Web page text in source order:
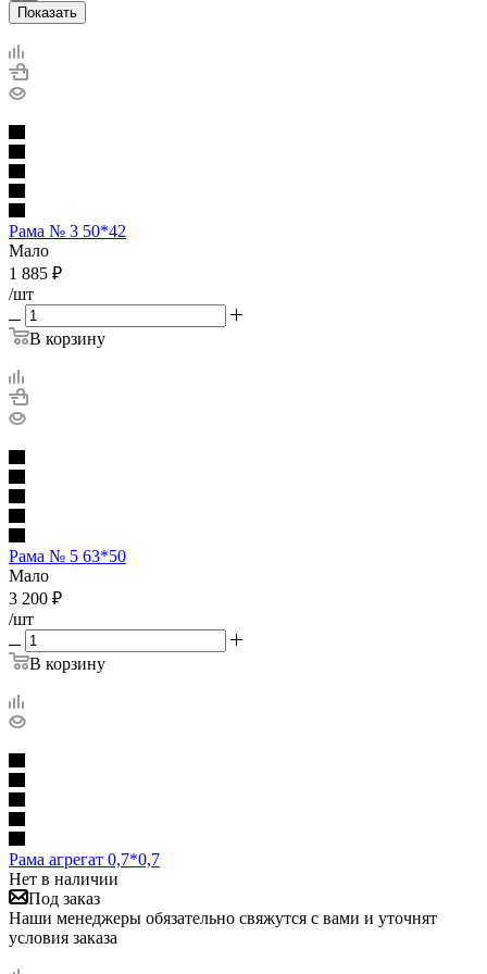
Показать
Рама № 3 50*42
Мало
1 885 ₽
/шт
В корзину
Рама № 5 63*50
Мало
3 200 ₽
/шт
В корзину
Рама агрегат 0,7*0,7
Нет в наличии
Под заказ
Наши менеджеры обязательно свяжутся с вами и уточнят
условия заказа